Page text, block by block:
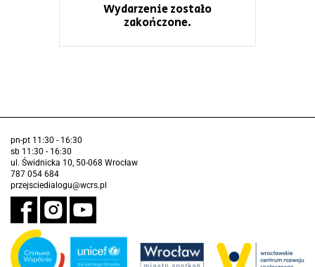
Wydarzenie zostało
zakończone.
pn-pt 11:30 - 16:30
sb 11:30 - 16:30
ul. Świdnicka 10, 50-068 Wrocław
787 054 684
przejsciedialogu@wcrs.pl